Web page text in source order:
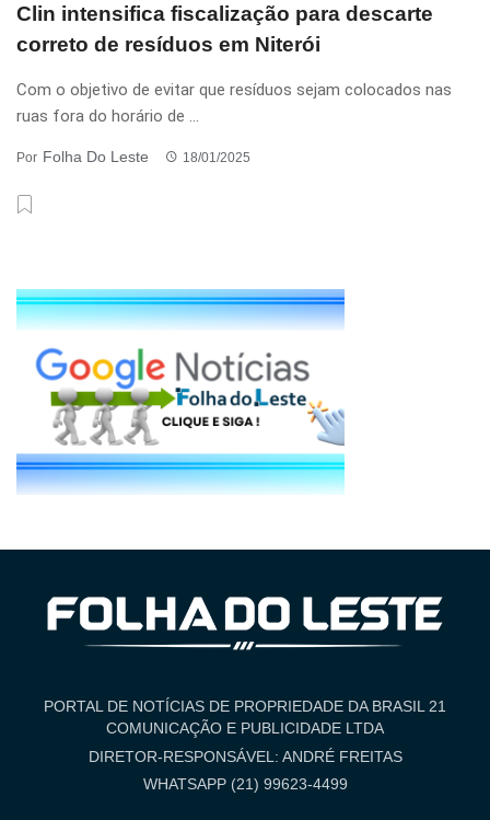
Clin intensifica fiscalização para descarte
correto de resíduos em Niterói
Com o objetivo de evitar que resíduos sejam colocados nas
ruas fora do horário de ...
Por Folha Do Leste 18/01/2025
PORTAL DE NOTÍCIAS DE PROPRIEDADE DA BRASIL 21
COMUNICAÇÃO E PUBLICIDADE LTDA
DIRETOR-RESPONSÁVEL: ANDRÉ FREITAS
WHATSAPP (21) 99623-4499